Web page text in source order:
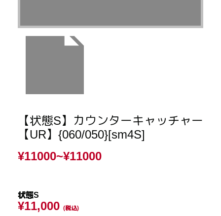
【状態S】カウンターキャッチャー
【UR】{060/050}[sm4S]
¥11000~¥11000
状態S
¥11,000 (税込)